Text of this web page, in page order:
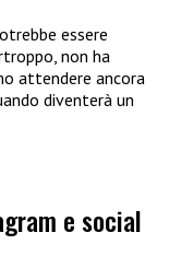
essere
non ha
attendere ancora
diventerà un
e social